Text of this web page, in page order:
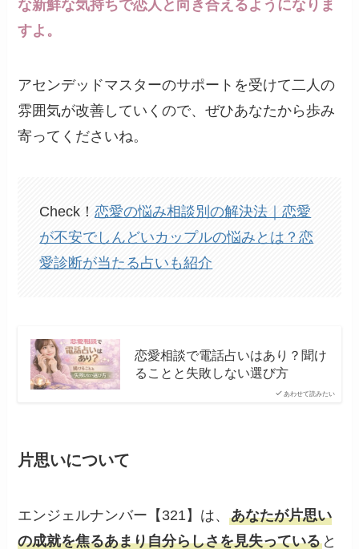
な新鮮な気持ちで恋人と向き合えるようになりま
すよ。
アセンデッドマスターのサポートを受けて二人の
雰囲気が改善していくので、ぜひあなたから歩み
寄ってくださいね。
Check！恋愛の悩み相談別の解決法｜恋愛
が不安でしんどいカップルの悩みとは？恋
愛診断が当たる占いも紹介
あわせて読みたい
恋愛相談で電話占いはあり？聞け
ることと失敗しない選び方
片思いについて
エンジェルナンバー【321】は、あなたが片思い
の成就を焦るあまり自分らしさを見失っている と